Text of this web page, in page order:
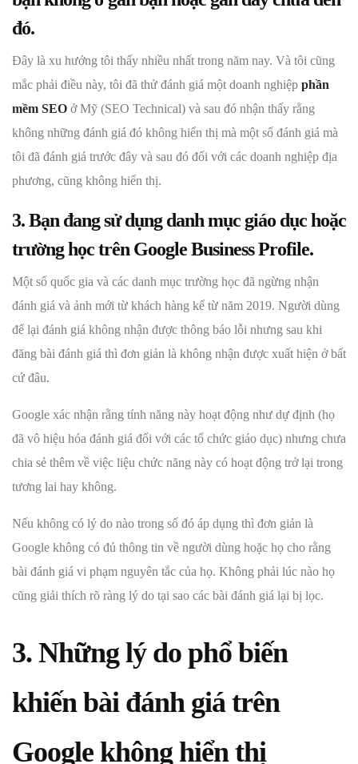
đó.
Đây là xu hướng tôi thấy nhiều nhất trong năm nay. Và tôi cũng
mắc phải điều này, tôi đã thử đánh giá một doanh nghiệp phần
mềm SEO ở Mỹ (SEO Technical) và sau đó nhận thấy rằng
không những đánh giá đó không hiển thị mà một số đánh giá mà
tôi đã đánh giá trước đây và sau đó đối với các doanh nghiệp địa
phương, cũng không hiển thị.
3. Bạn đang sử dụng danh mục giáo dục hoặc
trường học trên Google Business Profile.
Một số quốc gia và các danh mục trường học đã ngừng nhận
đánh giá và ảnh mới từ khách hàng kể từ năm 2019. Người dùng
để lại đánh giá không nhận được thông báo lỗi nhưng sau khi
đăng bài đánh giá thì đơn giản là không nhận được xuất hiện ở bất
cứ đâu.
Google xác nhận rằng tính năng này hoạt động như dự định (họ
đã vô hiệu hóa đánh giá đối với các tổ chức giáo dục) nhưng chưa
chia sẻ thêm về việc liệu chức năng này có hoạt động trở lại trong
tương lai hay không.
Nếu không có lý do nào trong số đó áp dụng thì đơn giản là
Google không có đủ thông tin về người dùng hoặc họ cho rằng
bài đánh giá vi phạm nguyên tắc của họ. Không phải lúc nào họ
cũng giải thích rõ ràng lý do tại sao các bài đánh giá lại bị lọc.
3. Những lý do phổ biến
khiến bài đánh giá trên
Google không hiển thị